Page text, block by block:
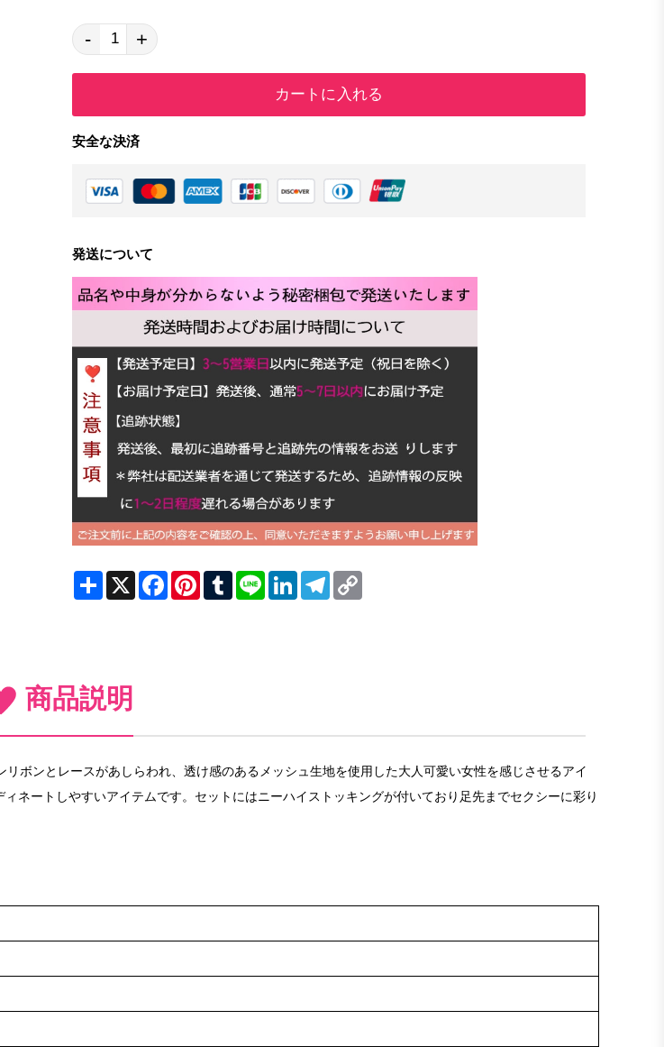
- +
カートに入れる
安全な決済
発送について
ShareX FacebookPinterestTumblrLine LinkedInTelegram
商品説明
ボンとレースがあしらわれ、透け感のあるメッシュ生地を使用した大人可愛い女性を感じさせるアイ
ネートしやすいアイテムです。セットにはニーハイストッキングが付いており足先までセクシーに彩り